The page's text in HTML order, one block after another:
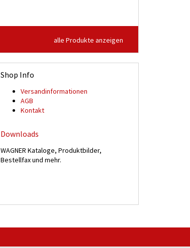
alle Produkte anzeigen
Shop Info
Versand­informationen
AGB
Kontakt
Downloads
WAGNER Kataloge, Produktbilder,
Bestellfax und mehr.